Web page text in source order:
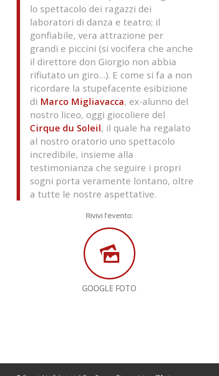
lo spettacolo dei ragazzi dei
laboratori di danza e teatro; il
gonfiabile, vera attrazione per
grandi e piccini (si vocifera che anche
il direttore don Giorgio non abbia
rifiutato un giro…). E come si fa a non
ricordare la stupefacente esibizione
di Marco Migliavacca, ex-alunno del
nostro liceo, oggi giocoliere del
Cirque du Soleil, il quale ha regalato
al nostro oratorio uno spettacolo
incredibile, insieme alla
testimonianza che seguire i propri
sogni porta veramente lontano, oltre
a tutte le nostre aspettative.
Rivivi l’evento:
GOOGLE FOTO